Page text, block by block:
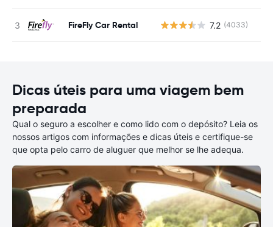
FireFly Car Rental 7.2 (4033)
Dicas úteis para uma viagem bem
preparada
Qual o seguro a escolher e como lido com o depósito? Leia os
nossos artigos com informações e dicas úteis e certifique-se
que opta pelo carro de aluguer que melhor se lhe adequa.